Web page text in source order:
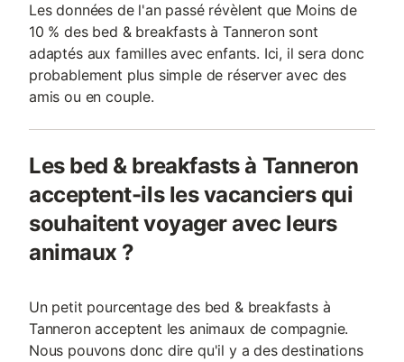
Les données de l'an passé révèlent que Moins de
10 % des bed & breakfasts à Tanneron sont
adaptés aux familles avec enfants. Ici, il sera donc
probablement plus simple de réserver avec des
amis ou en couple.
Les bed & breakfasts à Tanneron
acceptent-ils les vacanciers qui
souhaitent voyager avec leurs
animaux ?
Un petit pourcentage des bed & breakfasts à
Tanneron acceptent les animaux de compagnie.
Nous pouvons donc dire qu'il y a des destinations